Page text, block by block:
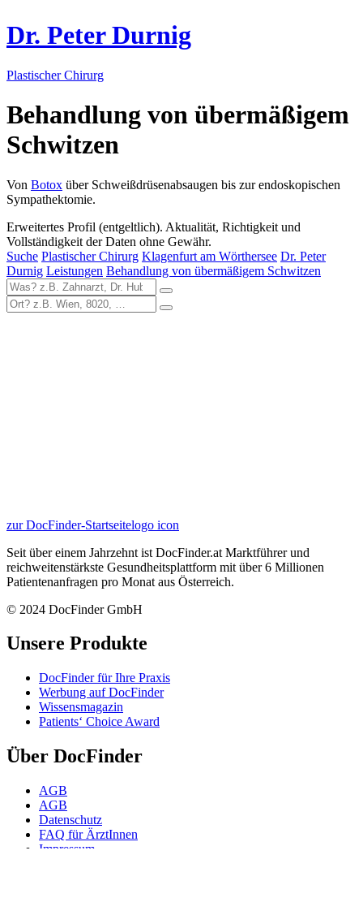
Dr. Peter Durnig
Plastischer Chirurg
Behandlung von übermäßigem
Schwitzen
Von Botox über Schweißdrüsenabsaugen bis zur endoskopischen
Sympathektomie.
Erweitertes Profil (entgeltlich). Aktualität, Richtigkeit und
Vollständigkeit der Daten ohne Gewähr.
Suche Plastischer Chirurg Klagenfurt am Wörthersee Dr. Peter
Durnig Leistungen Behandlung von übermäßigem Schwitzen
zur DocFinder-Startseitelogo icon
Seit über einem Jahrzehnt ist DocFinder.at Marktführer und
reichweitenstärkste Gesundheitsplattform mit über 6 Millionen
Patientenanfragen pro Monat aus Österreich.
© 2024 DocFinder GmbH
Unsere Produkte
DocFinder für Ihre Praxis
Werbung auf DocFinder
Wissensmagazin
Patients‘ Choice Award
Über DocFinder
AGB
AGB
Datenschutz
FAQ für ÄrztInnen
Impressum